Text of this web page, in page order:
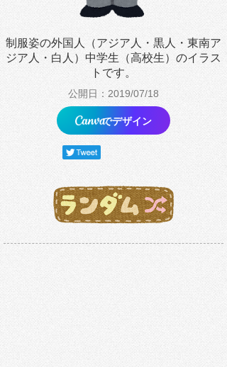
制服姿の外国人（アジア人・黒人・東南ア
ジア人・白人）中学生（高校生）のイラス
トです。
公開日：2019/07/18
でデザイン